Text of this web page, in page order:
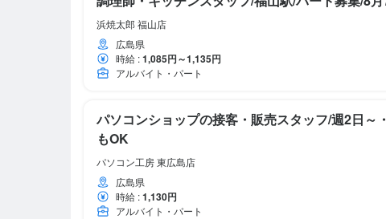
浜焼太郎 福山店
広島県
時給 :1,085円～1,135円
アルバイト・パート
パソコンショップの接客・販売スタッフ/週2日～
もOK
パソコン工房 東広島店
広島県
時給 :1,130円
アルバイト・パート